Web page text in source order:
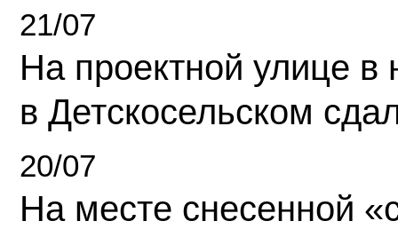
21/07
На проектной улице
в Детскосельском
20/07
На месте снесенной